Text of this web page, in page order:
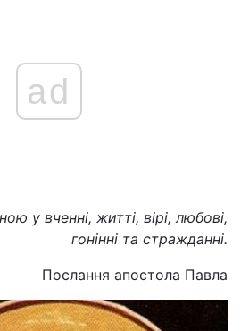
Світ
Наука
Туризм
Погода
Регіони
ad
у вченні, житті, вірі, любові,
гонінні та стражданні.
Послання апостола Павла